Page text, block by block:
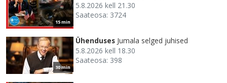
15 min
5.8.2026 kell 21.30
Saateosa: 3724
30 min
Ühenduses Jumala selged juhised
5.8.2026 kell 18.30
Saateosa: 398